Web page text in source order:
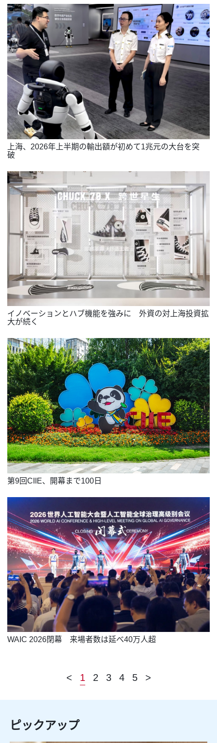
上海、2026年上半期の輸出額が初めて1兆元の大台を突
破
イノベーションとハブ機能を強みに 外資の対上海投資拡
大が続く
第9回CIIE、開幕まで100日
WAIC 2026閉幕 来場者数は延べ40万人超
< 1 2 3 4 5 >
ピックアップ